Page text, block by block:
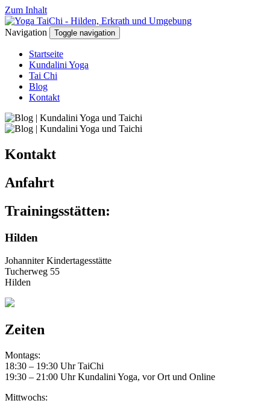
Zum Inhalt
Navigation Toggle navigation
Startseite
Kundalini Yoga
Tai Chi
Blog
Kontakt
Kontakt
Anfahrt
Trainingsstätten:
Hilden
Johanniter Kindertagesstätte
Tucherweg 55
Hilden
Zeiten
Montags:
18:30 – 19:30 Uhr TaiChi
19:30 – 21:00 Uhr Kundalini Yoga, vor Ort und Online
Mittwochs: